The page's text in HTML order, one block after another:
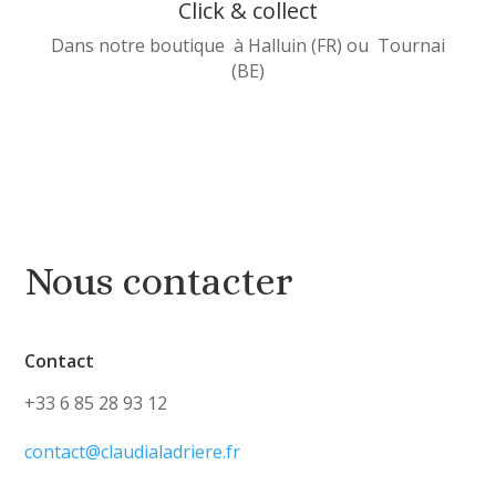
Click & collect
Dans notre boutique à Halluin (FR) ou Tournai
(BE)
Nous contacter
Contact
+33 6 85 28 93 12
contact@claudialadriere.fr